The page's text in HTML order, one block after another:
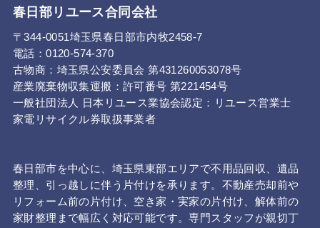
春日部リユース合同会社
〒344-0051埼玉県春日部市内牧2458-7
電話：0120-574-370
古物商：埼玉県公安委員会 第431260053078号
産業廃棄物収集運搬：許可番号 第221454号
一般社団法人 日本リユース業協会認定：リユース営業士
家電リサイクル券取扱事業者
春日部市を中心に、埼玉県東部エリアで不用品回収、遺品
整理、引っ越しに伴う片付けを承ります。不動産売却前や
リフォーム前の片付け、空き家・実家の片付け、解体前の
家財整理まで幅広く対応可能です。専門スタッフが親切丁